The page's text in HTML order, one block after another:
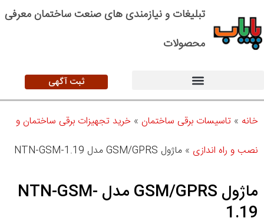
تبلیغات و نیازمندی های صنعت ساختمان معرفی
محصولات
ثبت آگهی
خانه » تاسیسات برقی ساختمان » خرید تجهیزات برقی ساختمان و
نصب و راه اندازی » ماژول GSM/GPRS مدل NTN-GSM-1.19
ماژول GSM/GPRS مدل NTN-GSM-